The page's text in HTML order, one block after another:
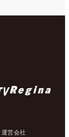
運営会社